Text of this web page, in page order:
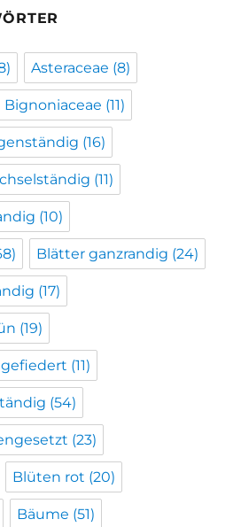
Asteraceae (8)
Bignoniaceae (11)
(16)
(11)
(10)
Blätter ganzrandig (24)
(17)
(19)
(11)
(54)
(23)
Blüten rot (20)
Bäume (51)